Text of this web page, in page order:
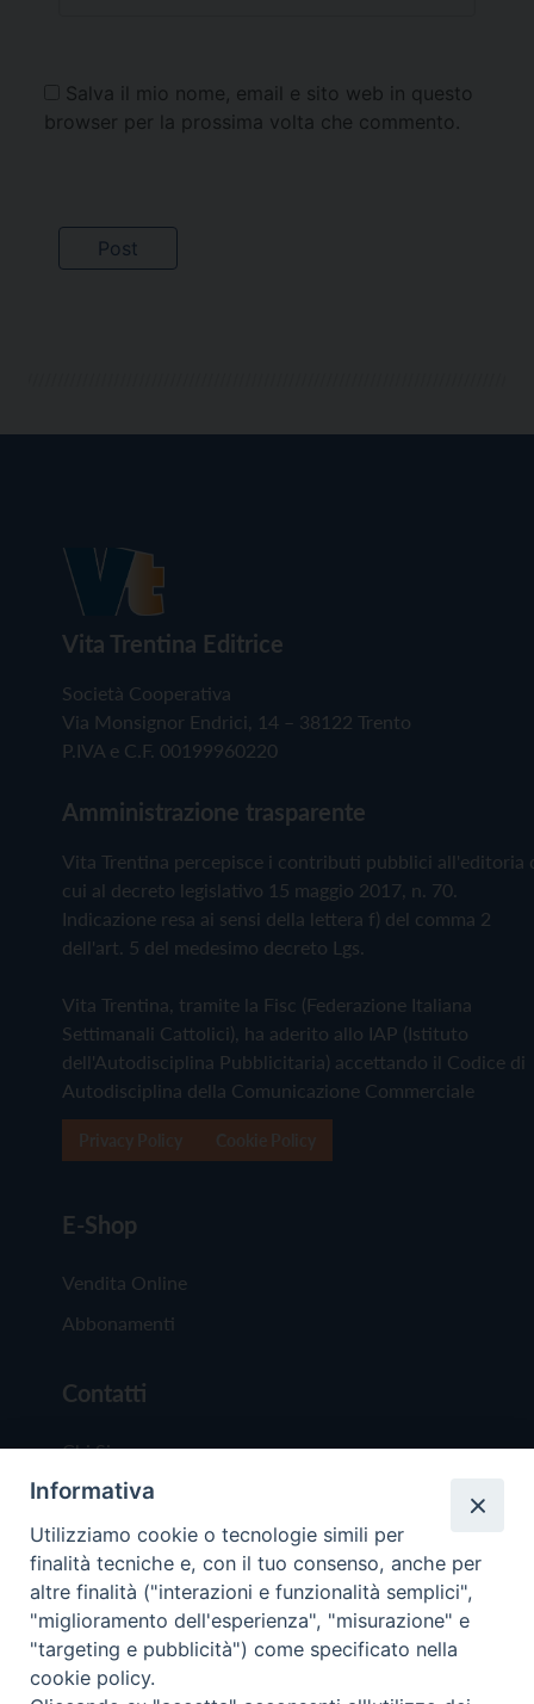
Salva il mio nome, email e sito web in questo
browser per la prossima volta che commento.
Vita Trentina Editrice
Società Cooperativa
Via Monsignor Endrici, 14 – 38122 Trento
P.IVA e C.F. 00199960220
Amministrazione trasparente
Vita Trentina percepisce i contributi pubblici all'editoria
cui al decreto legislativo 15 maggio 2017, n. 70.
Indicazione resa ai sensi della lettera f) del comma 2
dell'art. 5 del medesimo decreto Lgs.
Vita Trentina, tramite la Fisc (Federazione Italiana
Settimanali Cattolici), ha aderito allo IAP (Istituto
dell'Autodisciplina Pubblicitaria) accettando il Codice di
Autodisciplina della Comunicazione Commerciale
E-Shop
Vendita Online
Abbonamenti
Contatti
Chi Siamo
Redazione
Scrivici
Copyright © 2019 - Tutti i diritti riservati - Vita
Informativa
Utilizziamo cookie o tecnologie simili per
finalità tecniche e, con il tuo consenso, anche per
altre finalità ("interazioni e funzionalità semplici",
"miglioramento dell'esperienza", "misurazione" e
"targeting e pubblicità") come specificato nella
cookie policy.